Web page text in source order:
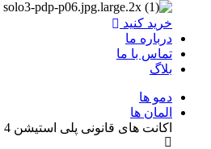
خرید کنید
درباره ما
تماس با ما
بلاگ
Menu
دمو ها
المان ها
اکانت های قانونی پلی استیشن 4 و 5